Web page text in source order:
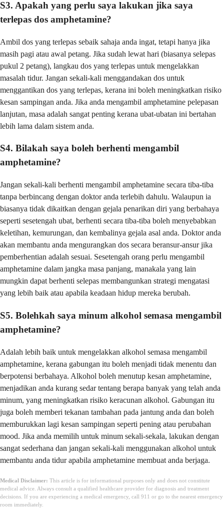
S3. Apakah yang perlu saya lakukan jika saya
terlepas dos amphetamine?
Ambil dos yang terlepas sebaik sahaja anda ingat, tetapi hanya jika
masih pagi atau awal petang. Jika sudah lewat hari (biasanya selepas
pukul 2 petang), langkau dos yang terlepas untuk mengelakkan
masalah tidur. Jangan sekali-kali menggandakan dos untuk
menggantikan dos yang terlepas, kerana ini boleh meningkatkan risiko
kesan sampingan anda. Jika anda mengambil amphetamine pelepasan
lanjutan, masa adalah sangat penting kerana ubat-ubatan ini bertahan
lebih lama dalam sistem anda.
S4. Bilakah saya boleh berhenti mengambil
amphetamine?
Jangan sekali-kali berhenti mengambil amphetamine secara tiba-tiba
tanpa berbincang dengan doktor anda terlebih dahulu. Walaupun ia
biasanya tidak dikaitkan dengan gejala penarikan diri yang berbahaya
seperti sesetengah ubat, berhenti secara tiba-tiba boleh menyebabkan
keletihan, kemurungan, dan kembalinya gejala asal anda. Doktor anda
akan membantu anda mengurangkan dos secara beransur-ansur jika
pemberhentian adalah sesuai. Sesetengah orang perlu mengambil
amphetamine dalam jangka masa panjang, manakala yang lain
mungkin dapat berhenti selepas membangunkan strategi mengatasi
yang lebih baik atau apabila keadaan hidup mereka berubah.
S5. Bolehkah saya minum alkohol semasa mengambil
amphetamine?
Adalah lebih baik untuk mengelakkan alkohol semasa mengambil
amphetamine, kerana gabungan itu boleh menjadi tidak menentu dan
berpotensi berbahaya. Alkohol boleh menutup kesan amphetamine,
menjadikan anda kurang sedar tentang berapa banyak yang telah anda
minum, yang meningkatkan risiko keracunan alkohol. Gabungan itu
juga boleh memberi tekanan tambahan pada jantung anda dan boleh
memburukkan lagi kesan sampingan seperti pening atau perubahan
mood. Jika anda memilih untuk minum sekali-sekala, lakukan dengan
sangat sederhana dan jangan sekali-kali menggunakan alkohol untuk
membantu anda tidur apabila amphetamine membuat anda berjaga.
Medical Disclaimer: This article is for informational purposes only and does not constitute
medical advice. Always consult a qualified healthcare provider for diagnosis and treatment
decisions. If you are experiencing a medical emergency, call 911 or go to the nearest emergency
room immediately.